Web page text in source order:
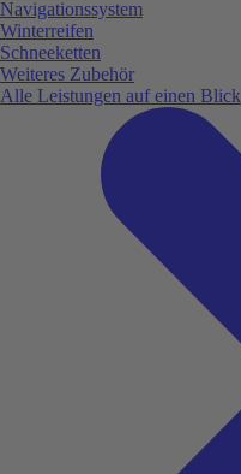
Navigationssystem
Winterreifen
Schneeketten
Weiteres Zubehör
Alle Leistungen auf einen Blick